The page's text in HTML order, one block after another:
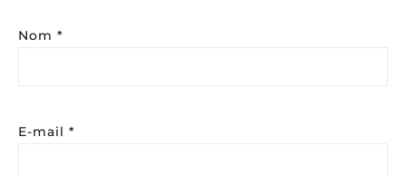
Nom *
E-mail *